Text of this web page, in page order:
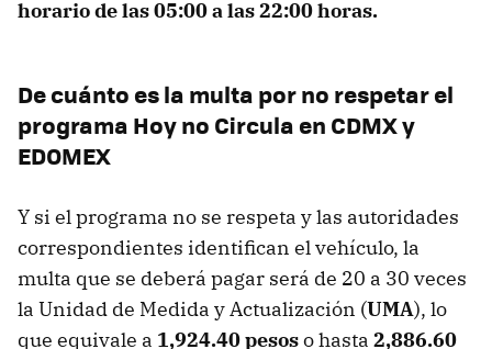
horario de las 05:00 a las 22:00 horas.
De cuánto es la multa por no respetar el
programa Hoy no Circula en CDMX y
EDOMEX
Y si el programa no se respeta y las autoridades
correspondientes identifican el vehículo, la
multa que se deberá pagar será de 20 a 30 veces
la Unidad de Medida y Actualización (UMA), lo
que equivale a 1,924.40 pesoso hasta 2,886.60